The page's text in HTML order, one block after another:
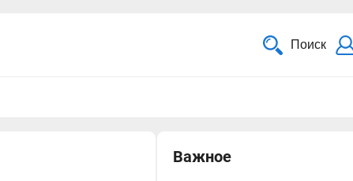
Поиск
Важное